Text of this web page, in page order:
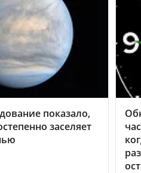
показало,
заселяет